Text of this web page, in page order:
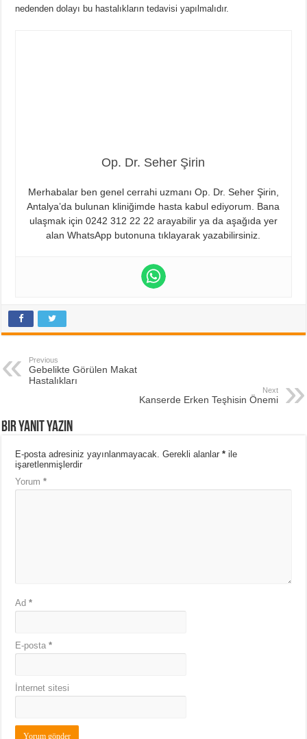
nedenden dolayı bu hastalıkların tedavisi yapılmalıdır.
Op. Dr. Seher Şirin
Merhabalar ben genel cerrahi uzmanı Op. Dr. Seher Şirin,
Antalya’da bulunan kliniğimde hasta kabul ediyorum. Bana
ulaşmak için 0242 312 22 22 arayabilir ya da aşağıda yer
alan WhatsApp butonuna tıklayarak yazabilirsiniz.
Previous
Gebelikte Görülen Makat
Hastalıkları
Next
Kanserde Erken Teşhisin Önemi
Bir yanıt yazın
E-posta adresiniz yayınlanmayacak. Gerekli alanlar* ile
işaretlenmişlerdir
Yorum*
Ad*
E-posta*
İnternet sitesi